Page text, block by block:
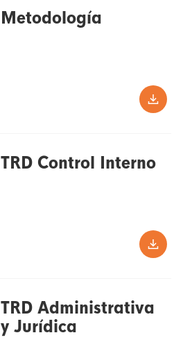
Metodología
TRD Control Interno
TRD Administrativa
y Jurídica